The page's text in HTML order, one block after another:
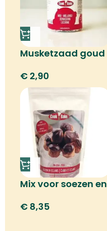
Musketzaad goud
€ 2,90
Mix voor soezen en
€ 8,35